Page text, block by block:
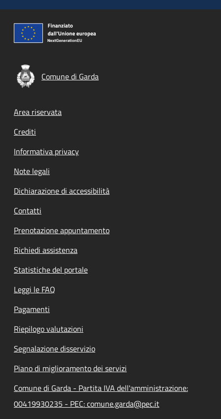
Comune di Garda
Footer menu
Area riservata
Crediti
Informativa privacy
Note legali
Dichiarazione di accessibilità
Contatti
Prenotazione appuntamento
Richiedi assistenza
Statistiche del portale
Leggi le FAQ
Pagamenti
Riepilogo valutazioni
Segnalazione disservizio
Piano di miglioramento dei servizi
Comune di Garda - Partita IVA dell'amministrazione:
00419930235 - PEC: comune.garda@pec.it